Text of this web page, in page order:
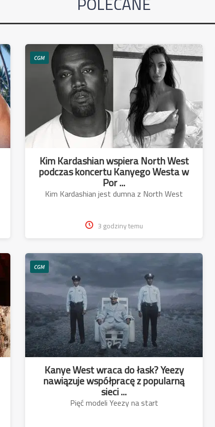
CGM
Kim Kardashian wspiera North West
podczas koncertu Kanyego Westa w
Por ...
Kim Kardashian jest dumna z North West
3 godziny temu
CGM
Kanye West wraca do łask? Yeezy
nawiązuje współpracę z popularną
sieci ...
Pięć modeli Yeezy na start